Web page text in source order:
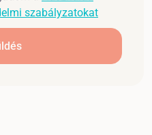
szabályzatokat